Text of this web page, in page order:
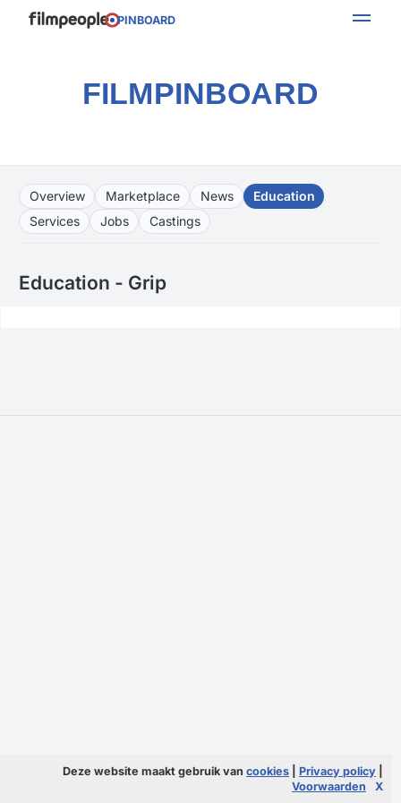
PINBOARD
FILMPINBOARD
Overview Marketplace News
Education
Services
Jobs Castings
Education - Grip
Deze website maakt gebruik van cookies Privacy policy
Voorwaarden
X